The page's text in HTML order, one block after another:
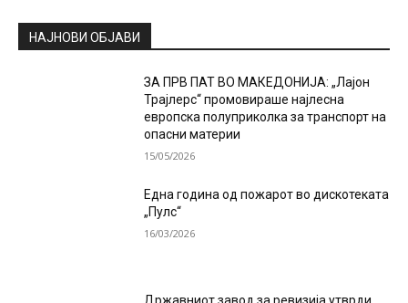
НАЈНОВИ ОБЈАВИ
ЗА ПРВ ПАТ ВО МАКЕДОНИЈА: „Лајон
Трајлерс“ промовираше најлесна
европска полуприколка за транспорт на
опасни материи
15/05/2026
Една година од пожарот во дискотеката
„Пулс“
16/03/2026
Државниот завод за ревизија утврди